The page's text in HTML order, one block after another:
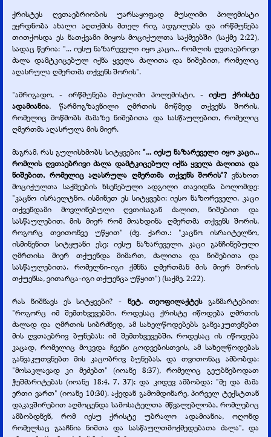
ქრისტეს ღვთაებრიობის უარსაყოფად მუსლიმი პოლემისტი
ეყრდნობა ახალი აღთქმის მთელ რიგ ადგილებს და ირწმუნება
თითქოსდა ეს ნათქვამი მიყოს მოციქულთა საქმეებში (საქმე 2:22),
სადაც წერია: "... იესუ ნაზარეველი იყო კაცი... რომლის ღვთაებრივი
ძალა დამტკიცებულ იქნა ყველა ძალითა და ნიშებით, რომელიც
აღასრულა ღმერთმა თქვენს შორის".
"ამრიგადო, - ირწმუნება მუსლიმი პოლემისტი, - იესუ ქრისტე
ადამიანია, წარმოგზავნილი ღმრთის მოწმედ თქვენს შორის,
რომელიც მოწმობს მამაზე ნიშებითა და სასწაულებით, რომელიც
ღმერთმა აღასრულა მის მიერ.
მაგრამ, რას გულისხმობს სიტყვები: "... იესუ ნაზარეველი იყო კაცი...
რომლის ღვთაებრივი ძალა დამტკიცებულ იქნა ყველა ძალითა და
ნიშებით, რომელიც აღასრულა ღმერთმა თქვენს შორის"? ვნახოთ
მოციქულთა საქმეების ხსენებული ადგილი თავიდნა ბოლომდე:
"კაცნო ისრაელტნო, ისმინეთ ეს სიტყვები: იესო ნაზორეველი, კაცი
თქვენდამი მოვლინებული ღვთისაგან ძალით, ნიშებით და
სასწაულებით, მის მიერ რომ მოახდინა ღმერთმა თქვენს შორის,
როგორც თვითონვე უწყით" (ძვ. ქართ.: "კაცნო ისრაიტელნო,
ისმინენით სიტყუანი ესე: იესუ ნაზარეველი, კაცი განჩინებული
ღმრთისა მიერ თქუენდა მიმართ, ძალითა და ნიშებითა და
სასწაულებითა, რომელნი-იგი ქმნნა ღმერთმან მის მიერ შორის
თქუენსა, ვითარცა-იგი თქუენცა უწყით") (საქმე. 2:22).
რას ნიშნავს ეს სიტყვები? - ნეტ. თეოფილაქტეს განმარტებით:
"როგორც იმ შემთხვევებში, როდესაც ქრისტე იწოდება ღმრთის
ძალად და ღმრთის სიბრძნედ, ამ სახელწოდებებს განვაკუთვნებთ
მის ღვთაებრივ ბუნებას; იმ შემთხვევებში, როდესაც ის იწოდება
კაცად, რომელიც მოკვდა ჩვენი ცოდვებისთვის, ამ სახელწოდებას
განვაკუთვნებთ მის კაცობრივ ბუნებას. და თვითონაც ამბობდა:
"მოსაკლავად კი მეძებთ" (იოანე 8:37), რომელიც გეუბნებოდათ
ჭეშმარიტებას (იოანე 18:4, 7, 37); და კიდევ ამბობდა: "მე და მამა
ერთი ვართ" (იოანე 10:30). აქედან გამომდინარე, პირველ ტექსტთან
დაკავშირებით აღმოცენდა სამოსატელთა მწვალებლობა, რომლებიც
ამბობდნენ, რომ იესუ ქრისტე უბრალო ადამიანია, ოღონდ
რომელსაც გააჩნია ნიშთა და სასწაულთმოქმედებათა ძალა", და